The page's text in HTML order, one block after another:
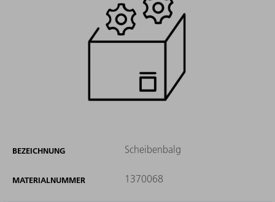
BEZEICHNUNG Scheibenbalg
MATERIALNUMMER 1370068